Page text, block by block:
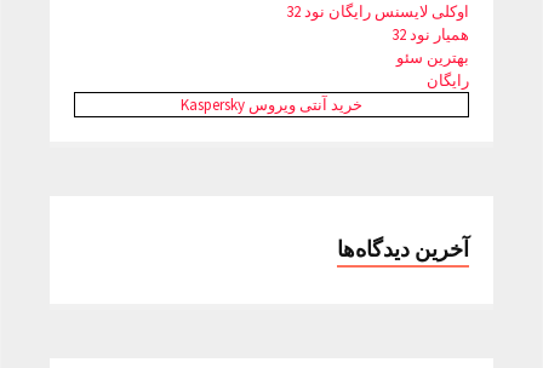
اوکلی لایسنس رایگان نود 32
همیار نود 32
بهترین سئو
رایگان
خرید آنتی ویروس Kaspersky
آخرین دیدگاه‌ها